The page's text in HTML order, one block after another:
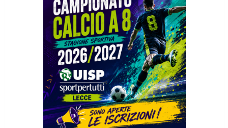
La formazione Uisp rallenta ma prosegue anche in estate